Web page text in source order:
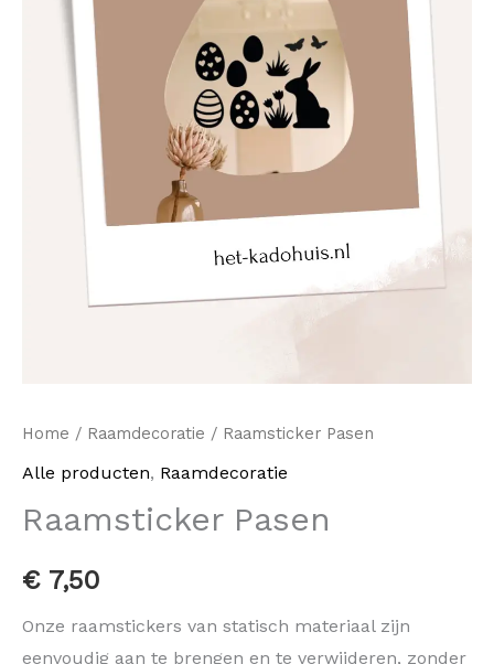
Home / Raamdecoratie / Raamsticker Pasen
Alle producten, Raamdecoratie
Raamsticker Pasen
€7,50
Onze raamstickers van statisch materiaal zijn
eenvoudig aan te brengen en te verwijderen, zonder